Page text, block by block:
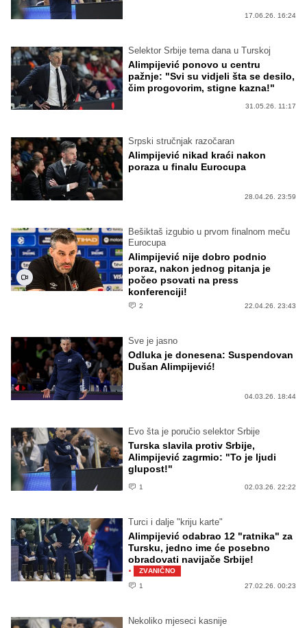
17.06.26. 16:24
Selektor Srbije tema dana u Turskoj
Alimpijević ponovo u centru
pažnje: "Svi su vidjeli šta se desilo,
čim progovorim, stigne kazna!"
31.05.26. 11:17
Srpski stručnjak razočaran
Alimpijević nikad kraći nakon
poraza u finalu Eurocupa
28.04.26. 23:59
Bešiktaš izgubio u prvom finalnom meču
Eurocupa
Alimpijević nije dobro podnio
poraz, nakon jednog pitanja je
počeo psovati na press
konferenciji!
2 22.04.26. 23:43
Sve je jasno
Odluka je donesena: Suspendovan
Dušan Alimpijević!
04.03.26. 18:44
Evo šta je poručio selektor Srbije
Turska slavila protiv Srbije,
Alimpijević zagrmio: "To je ljudi
glupost!"
1 02.03.26. 22:22
Turci i dalje "kriju karte"
Alimpijević odabrao 12 "ratnika" za
Tursku, jedno ime će posebno
obradovati navijače Srbije!
·
ZVANIČNO
1
27.02.26. 00:23
Nekoliko mjeseci kasnije